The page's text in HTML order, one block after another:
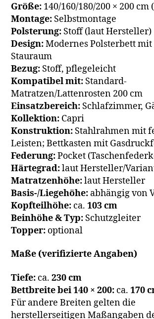
Größe: 140/160/180/200 × 200
Montage: Selbstmontage
Polsterung: Stoff (laut Hersteller)
Design:Modernes Polsterbett
Stauraum
Bezug: Stoff, pflegeleicht
Kompatibel mit: Standard-
Matratzen/Lattenrosten 200 cm
Einsatzbereich: Schlafzimmer,
Kollektion: Capri
Konstruktion: Stahlrahmen mit
Leisten; Bettkasten mit
Federung:Pocket
Härtegrad:laut Hersteller/
Matratzenhöhe:laut Hersteller
Basis-/Liegehöhe: abhängig von
Kopfteilhöhe: ca.103 cm
Beinhöhe & Typ: Schutzgleiter
Topper: optional
Maße (verifizierte Angaben)
Tiefe: ca.230 cm
Bettbreite bei 140 × 200: ca.170
Für andere Breiten gelten die
herstellerseitigen Maßangaben